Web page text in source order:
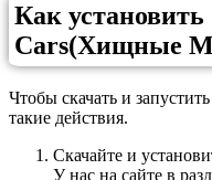
Как
Cars(Хищные
Чтобы скачать и
такие действия.
Скачайте и
У нас на сайте в